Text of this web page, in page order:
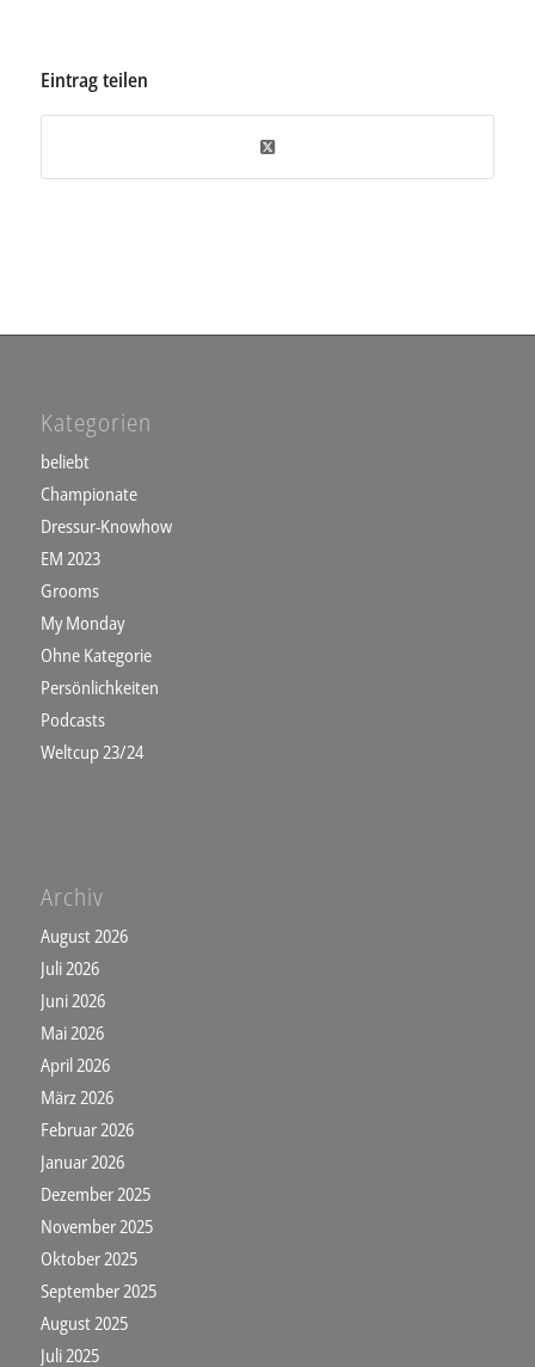
Eintrag teilen
Kategorien
beliebt
Championate
Dressur-Knowhow
EM 2023
Grooms
My Monday
Ohne Kategorie
Persönlichkeiten
Podcasts
Weltcup 23/24
Archiv
August 2026
Juli 2026
Juni 2026
Mai 2026
April 2026
März 2026
Februar 2026
Januar 2026
Dezember 2025
November 2025
Oktober 2025
September 2025
August 2025
Juli 2025